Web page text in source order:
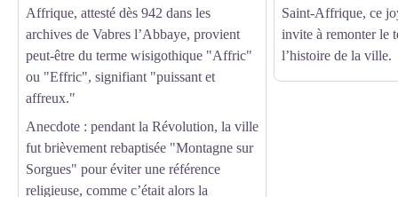
Affrique, attesté dès 942 dans les
archives de Vabres l’Abbaye, provient
peut-être du terme wisigothique "Affric"
ou "Effric", signifiant "puissant et
affreux."
Anecdote : pendant la Révolution, la ville
fut brièvement rebaptisée "Montagne sur
Sorgues" pour éviter une référence
religieuse, comme c’était alors la
Saint-Affrique, ce
invite à remonter le
l’histoire de la ville.